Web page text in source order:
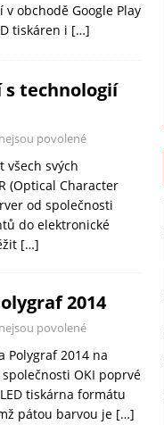
obchodě Google Play
tiskáren i […]
technologií
povolené
všech svých
(Optical Character
od společnosti
do elektronické
[…]
2014
povolené
Polygraf 2014 na
OKI poprvé
tiskárna formátu
pátou barvou je […]